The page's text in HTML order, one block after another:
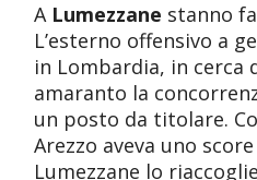
A Lumezzane stanno
L’esterno offensivo a
in Lombardia, in cerca
amaranto la
un posto da titolare.
Arezzo aveva uno
Lumezzane lo